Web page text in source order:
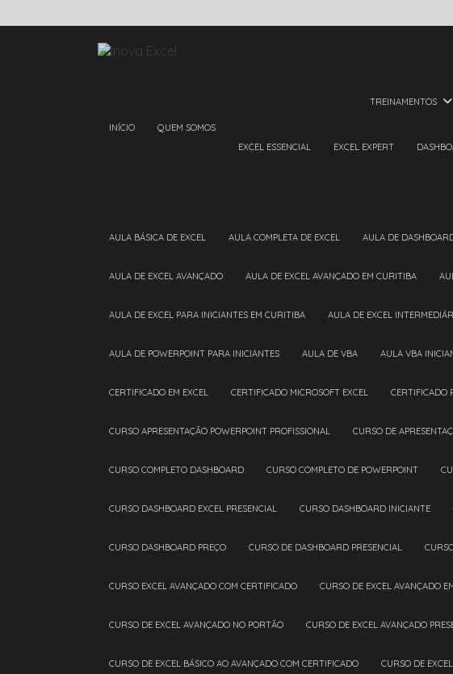
INÍCIO QUEM SOMOS
TREINAMENTOS
EXCEL ESSENCIAL EXCEL EXPERT
AULA BÁSICA DE EXCEL AULA COMPLETA DE EXCEL AULA DE
AULA DE EXCEL AVANÇADO AULA DE EXCEL AVANÇADO EM CURITIBA
AULA DE EXCEL PARA INICIANTES EM CURITIBA AULA DE EXCEL
AULA DE POWERPOINT PARA INICIANTES AULA DE VBA AULA VBA
CERTIFICADO EM EXCEL CERTIFICADO MICROSOFT EXCEL CERTIFICADO
CURSO APRESENTAÇÃO POWERPOINT PROFISSIONAL CURSO DE
CURSO COMPLETO DASHBOARD CURSO COMPLETO DE POWERPOINT
CURSO DASHBOARD EXCEL PRESENCIAL CURSO DASHBOARD INICIANTE
CURSO DASHBOARD PREÇO CURSO DE DASHBOARD PRESENCIAL
CURSO EXCEL AVANÇADO COM CERTIFICADO CURSO DE EXCEL AVANÇADO
CURSO DE EXCEL AVANÇADO NO PORTÃO CURSO DE EXCEL AVANÇADO
CURSO DE EXCEL BÁSICO AO AVANÇADO COM CERTIFICADO CURSO DE